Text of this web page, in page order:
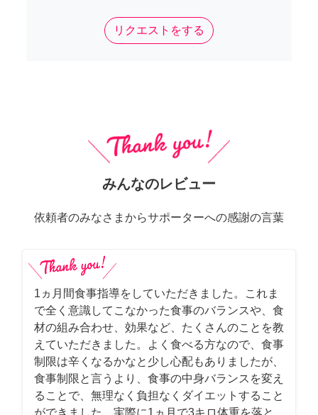
リクエストをする
みんなのレビュー
依頼者のみなさまからサポーターへの感謝の言葉
1ヵ月間食事指導をしていただきました。これま
で全く意識してこなかった食事のバランスや、食
材の組み合わせ、効果など、たくさんのことを教
えていただきました。よく食べる方なので、食事
制限は辛くなるかなと少し心配もありましたが、
食事制限と言うより、食事の中身バランスを変え
ることで、無理なく負担なくダイエットすること